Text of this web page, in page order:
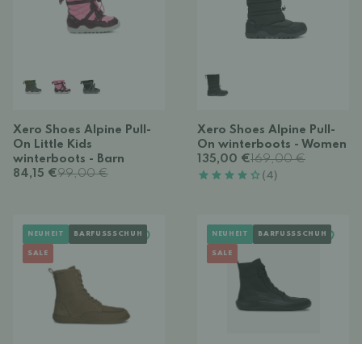
Xero Shoes Alpine Pull-
On Little Kids
winterboots - Barn
84,15 €99,00 €
Xero Shoes Alpine Pull-
On winterboots - Women
135,00 €169,00 €
(4)
NEUHEIT BARFUSSSCHUH
SALE
NEUHEIT BARFUSSSCHUH
SALE